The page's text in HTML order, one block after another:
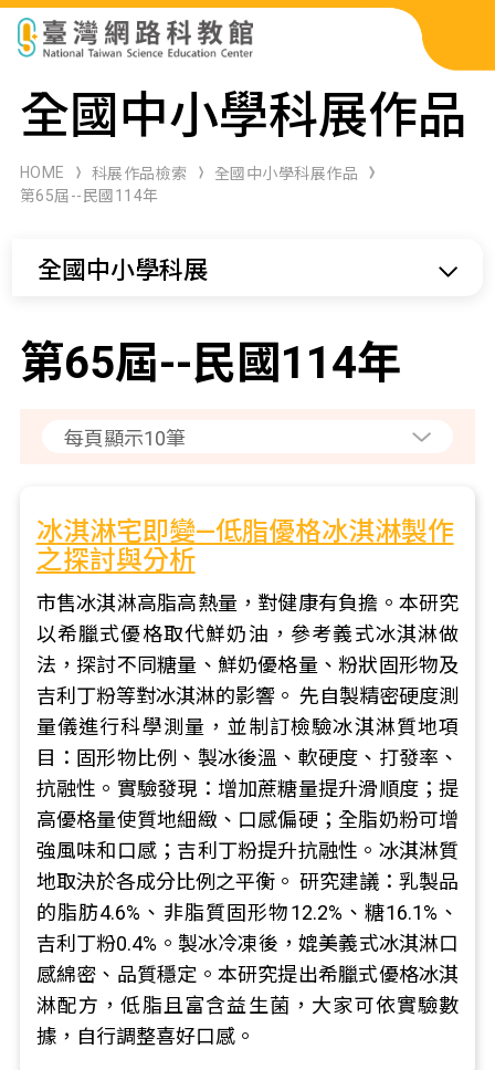
科展作品檢索
科學研習月刊
全國中小學科展作品
HOME 科展作品檢索
全國中小學科展作品
第65屆--民國114年
全國中小學科展
第65屆--民國114年
冰淇淋宅即變—低脂優格冰淇淋製作
之探討與分析
市售冰淇淋高脂高熱量，對健康有負擔。本研究
以希臘式優格取代鮮奶油，參考義式冰淇淋做
法，探討不同糖量、鮮奶優格量、粉狀固形物及
吉利丁粉等對冰淇淋的影響。 先自製精密硬度測
量儀進行科學測量，並制訂檢驗冰淇淋質地項
目：固形物比例、製冰後溫、軟硬度、打發率、
抗融性。實驗發現：增加蔗糖量提升滑順度；提
高優格量使質地細緻、口感偏硬；全脂奶粉可增
強風味和口感；吉利丁粉提升抗融性。冰淇淋質
地取決於各成分比例之平衡。 研究建議：乳製品
的脂肪4.6%、非脂質固形物12.2%、糖16.1%、
吉利丁粉0.4%。製冰冷凍後，媲美義式冰淇淋口
感綿密、品質穩定。本研究提出希臘式優格冰淇
淋配方，低脂且富含益生菌，大家可依實驗數
據，自行調整喜好口感。